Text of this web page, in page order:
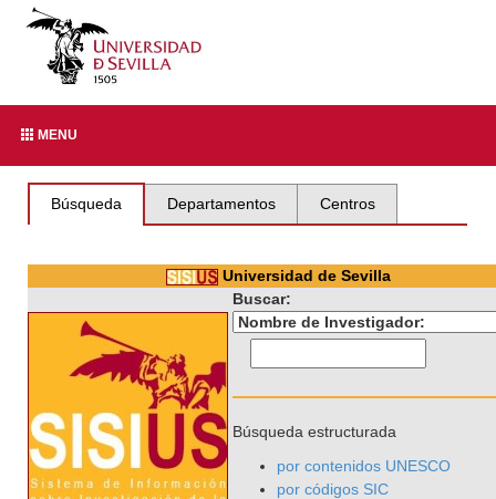
MENU
Búsqueda Departamentos Centros
Universidad de Sevilla
Buscar:
Búsqueda estructurada
por contenidos UNESCO
por códigos SIC